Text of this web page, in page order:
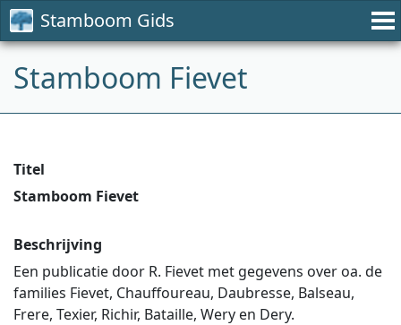
Stamboom Gids
Stamboom Fievet
Titel
Stamboom Fievet
Beschrijving
Een publicatie door R. Fievet met gegevens over oa. de
families Fievet, Chauffoureau, Daubresse, Balseau,
Frere, Texier, Richir, Bataille, Wery en Dery.